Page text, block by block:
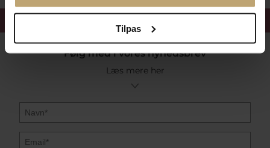
Tilpas
Følg med i vores nyhedsbrev
Læs mere her